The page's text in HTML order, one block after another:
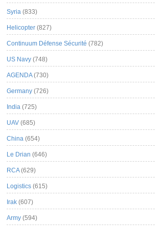
Syria (833)
Helicopter (827)
Continuum Défense Sécurité (782)
US Navy (748)
AGENDA(730)
Germany (726)
India (725)
UAV (685)
China (654)
Le Drian (646)
RCA(629)
Logistics (615)
Irak (607)
Army (594)